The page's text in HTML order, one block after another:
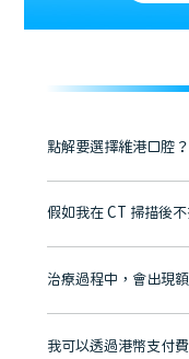
點解要選擇維港口腔？
維港口腔踐行「醫道濟
牌」、「2025香港企業
至今已服務超過三十個
市市民極高的口碑評價
有咨詢及服務保障中心
假如我在 CT 掃描後
不會！只要未開始實際
治療過程中，會出現
不會，治療前我們會詳
我可以透過港幣支付